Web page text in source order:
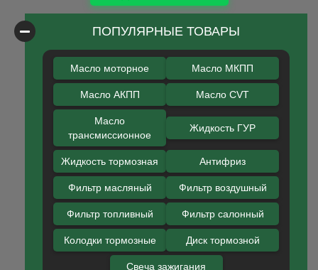
ПОПУЛЯРНЫЕ ТОВАРЫ
Масло моторное Масло МКПП
Масло АКПП Масло CVT
Масло
трансмиссионное
Жидкость ГУР
Жидкость тормозная Антифриз
Фильтр масляный Фильтр воздушный
Фильтр топливный Фильтр салонный
Колодки тормозные Диск тормозной
Свеча зажигания